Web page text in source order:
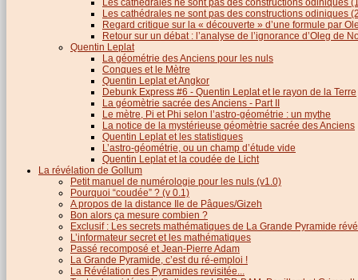
Les cathédrales ne sont pas des constructions odiniques
Regard critique sur la « découverte » d’une formule par
Retour sur un débat : l’analyse de l’ignorance d’Oleg de
Quentin Leplat
La géométrie des Anciens pour les nuls
Conques et le Mètre
Quentin Leplat et Angkor
Debunk Express #6 - Quentin Leplat et le rayon de la Terre
La géomètrie sacrée des Anciens - Part II
Le mètre, Pi et Phi selon l’astro-géométrie : un mythe
La notice de la mystérieuse géomètrie sacrée des Anciens
Quentin Leplat et les statistiques
L’astro-géométrie, ou un champ d’étude vide
Quentin Leplat et la coudée de Licht
La révélation de Gollum
Petit manuel de numérologie pour les nuls (v1.0)
Pourquoi “coudée” ? (v 0.1)
A propos de la distance Ile de Pâques/Gizeh
Bon alors ça mesure combien ?
Exclusif : Les secrets mathématiques de La Grande Pyramide
L’informateur secret et les mathématiques
Passé recomposé et Jean-Pierre Adam
La Grande Pyramide, c’est du ré-emploi !
La Révélation des Pyramides revisitée...